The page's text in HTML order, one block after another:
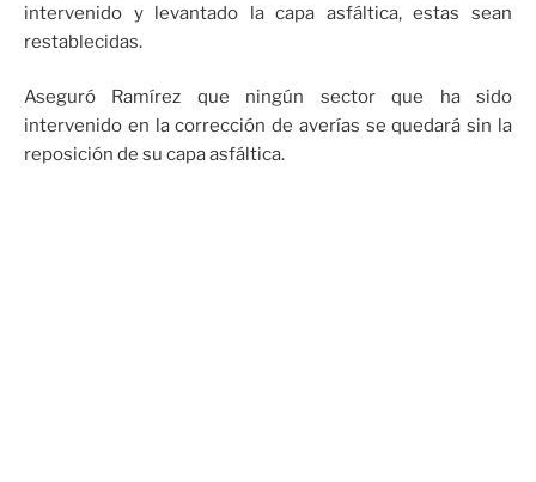
intervenido y levantado la capa asfáltica, estas sean
restablecidas.
Aseguró Ramírez que ningún sector que ha sido
intervenido en la corrección de averías se quedará sin la
reposición de su capa asfáltica.